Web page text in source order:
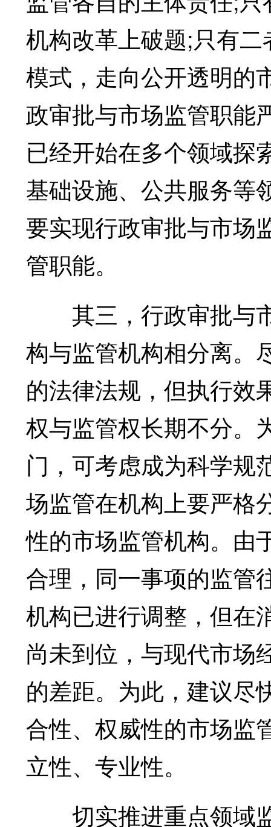
机构改革上破题;只有
模式，走向公开透明的
政审批与市场监管职能
已经开始在多个领域探
基础设施、公共服务等
要实现行政审批与市场
管职能。
其三，行政审批与
构与监管机构相分离。
的法律法规，但执行效
权与监管权长期不分。
门，可考虑成为科学规
场监管在机构上要严格
性的市场监管机构。由
合理，同一事项的监管
机构已进行调整，但在
尚未到位，与现代市场
的差距。为此，建议尽
合性、权威性的市场监
立性、专业性。
切实推进重点领域